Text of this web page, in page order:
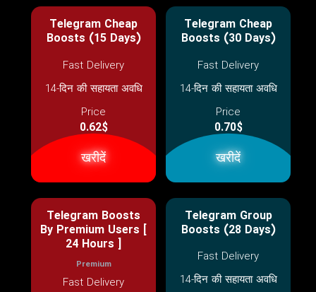
Telegram Cheap
Boosts (15 Days)
Fast Delivery
14-दिन की सहायता अवधि
Price
0.62$
खरीदें
Telegram Cheap
Boosts (30 Days)
Fast Delivery
14-दिन की सहायता अवधि
Price
0.70$
खरीदें
Telegram Boosts
By Premium Users [
24 Hours ]
Premium
Fast Delivery
Telegram Group
Boosts (28 Days)
Fast Delivery
14-दिन की सहायता अवधि